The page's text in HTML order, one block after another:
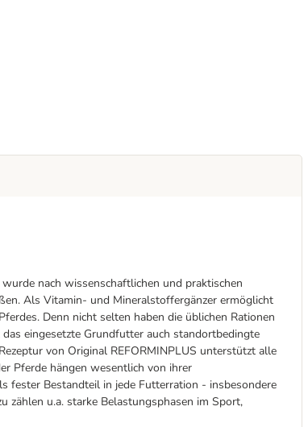
nach wissenschaftlichen und praktischen
Als Vitamin- und Mineralstoffergänzer ermöglicht
Denn nicht selten haben die üblichen Rationen
eingesetzte Grundfutter auch standortbedingte
von Original REFORMINPLUS unterstützt alle
Pferde hängen wesentlich von ihrer
fester Bestandteil in jede Futterration - insbesondere
zählen u.a. starke Belastungsphasen im Sport,